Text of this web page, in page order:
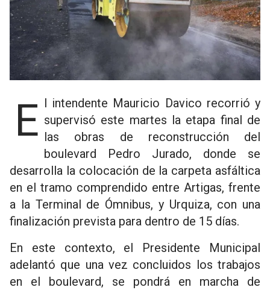
El intendente Mauricio Davico recorrió y supervisó este martes la etapa final de
las obras de reconstrucción del
boulevard Pedro Jurado, donde se
desarrolla la colocación de la carpeta asfáltica
en el tramo comprendido entre Artigas, frente
a la Terminal de Ómnibus, y Urquiza, con una
finalización prevista para dentro de 15 días.
En este contexto, el Presidente Municipal
adelantó que una vez concluidos los trabajos
en el boulevard, se pondrá en marcha de